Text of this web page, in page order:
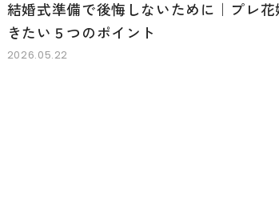
結婚式準備で後悔しないために｜プレ
きたい５つのポイント
2026.05.22